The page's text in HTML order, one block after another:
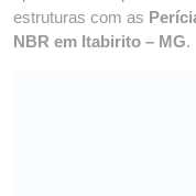
estruturas com as
NBR em Itabirito – MG.